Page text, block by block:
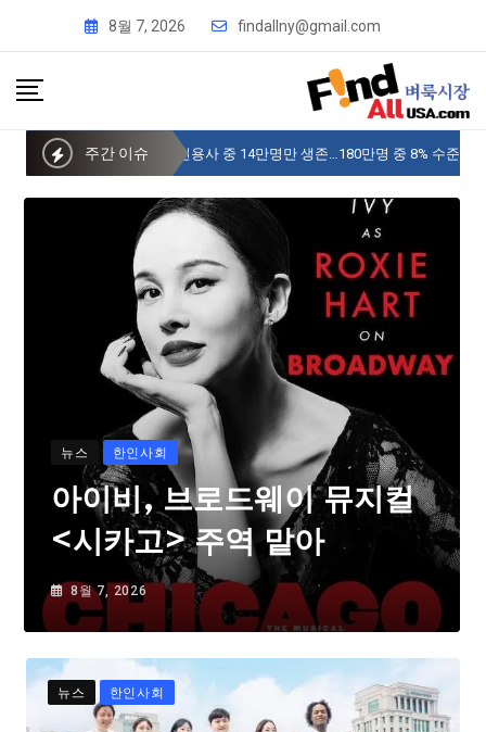
8월 7, 2026 findallny@gmail.com
주간 이슈 사이버 한국외국어대 미주글로벌센터 뉴욕
뉴스 한인사회
아이비, 브로드웨이 뮤지컬
<시카고> 주역 맡아
8월 7, 2026
뉴스 한인사회